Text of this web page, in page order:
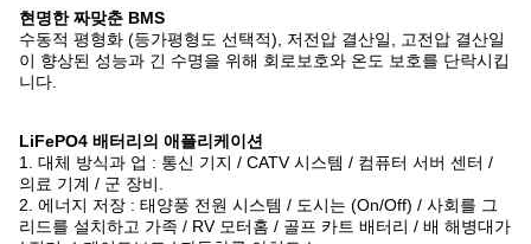
현명한 짜맞춘 BMS
수동적 평형화 (등가평형도 선택적), 저전압 결산일, 고전압 결산일
이 향상된 성능과 긴 수명을 위해 회로보호와 온도 보호를 단락시킵
니다.
LiFePO4 배터리의 애플리케이션
1. 대체 방식과 업 : 통신 기지 / CATV 시스템 / 컴퓨터 서버 센터 /
의료 기계 / 군 장비.
2. 에너지 저장 : 태양풍 전원 시스템 / 도시는 (On/Off) / 사회를 그
리드를 설치하고 가족 / RV 모터홈 / 골프 카트 배터리 / 배 해병대가